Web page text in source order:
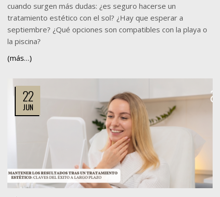
cuando surgen más dudas: ¿es seguro hacerse un
tratamiento estético con el sol? ¿Hay que esperar a
septiembre? ¿Qué opciones son compatibles con la playa o
la piscina?
(más…)
22
JUN